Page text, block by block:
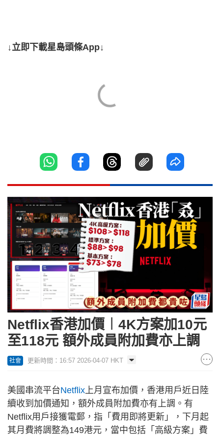
↓立即下載星島頭條App↓
Netflix香港加價︱4K方案加10元
至118元 額外成員附加費亦上調
社會 更新時間：16:57 2026-04-07 HKT
美國串流平台Netflix上月宣布加價，香港用戶近日陸
續收到加價通知，額外成員附加費亦有上調。有
Netflix用戶接獲電郵，指「費用即將更新」，下月起
其月費將調整為149港元，當中包括「高級方案」費